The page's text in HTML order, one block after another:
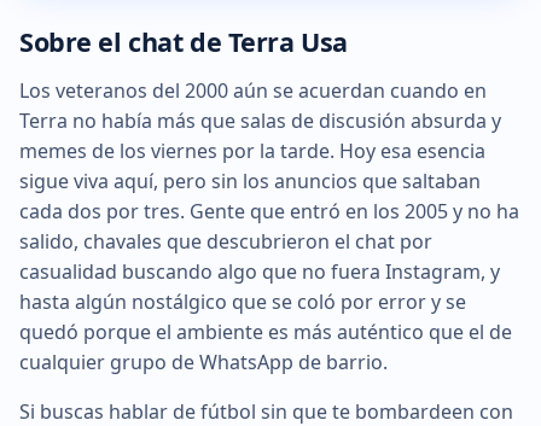
Sobre el chat de Terra Usa
Los veteranos del 2000 aún se acuerdan cuando en
Terra no había más que salas de discusión absurda y
memes de los viernes por la tarde. Hoy esa esencia
sigue viva aquí, pero sin los anuncios que saltaban
cada dos por tres. Gente que entró en los 2005 y no ha
salido, chavales que descubrieron el chat por
casualidad buscando algo que no fuera Instagram, y
hasta algún nostálgico que se coló por error y se
quedó porque el ambiente es más auténtico que el de
cualquier grupo de WhatsApp de barrio.
Si buscas hablar de fútbol sin que te bombardeen con